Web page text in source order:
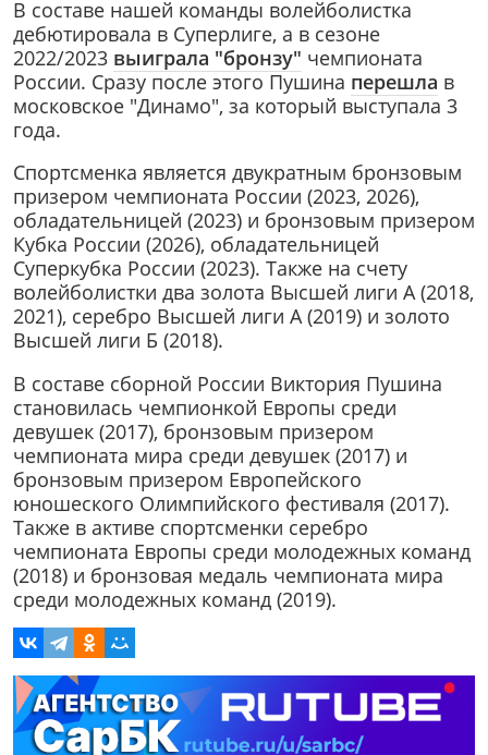
В составе нашей команды волейболистка
дебютировала в Суперлиге, а в сезоне
2022/2023 выиграла "бронзу" чемпионата
России. Сразу после этого Пушина перешла в
московское "Динамо", за который выступала 3
года.
Спортсменка является двукратным бронзовым
призером чемпионата России (2023, 2026),
обладательницей (2023) и бронзовым призером
Кубка России (2026), обладательницей
Суперкубка России (2023). Также на счету
волейболистки два золота Высшей лиги А (2018,
2021), серебро Высшей лиги А (2019) и золото
Высшей лиги Б (2018).
В составе сборной России Виктория Пушина
становилась чемпионкой Европы среди
девушек (2017), бронзовым призером
чемпионата мира среди девушек (2017) и
бронзовым призером Европейского
юношеского Олимпийского фестиваля (2017).
Также в активе спортсменки серебро
чемпионата Европы среди молодежных команд
(2018) и бронзовая медаль чемпионата мира
среди молодежных команд (2019).